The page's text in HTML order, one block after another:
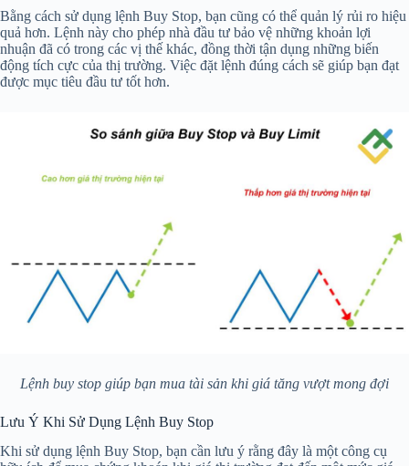
Bằng cách sử dụng lệnh Buy Stop, bạn cũng có thể quản lý rủi ro hiệu
quả hơn. Lệnh này cho phép nhà đầu tư bảo vệ những khoản lợi
nhuận đã có trong các vị thế khác, đồng thời tận dụng những biến
động tích cực của thị trường. Việc đặt lệnh đúng cách sẽ giúp bạn đạt
được mục tiêu đầu tư tốt hơn.
Lệnh buy stop giúp bạn mua tài sản khi giá tăng vượt mong đợi
Lưu Ý Khi Sử Dụng Lệnh Buy Stop
Khi sử dụng lệnh Buy Stop, bạn cần lưu ý rằng đây là một công cụ